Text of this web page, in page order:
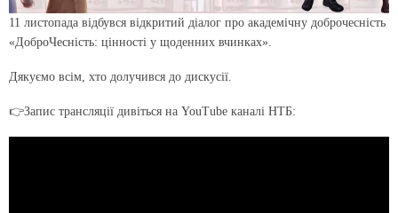
11 листопада відбувся відкритий діалог про академічну доброчесність
«ДоброЧесність: цінності у щоденних вчинках».
Дякуємо всім, хто долучився до дискусії.
👉Запис трансляції дивіться на YouTube каналі НТБ: